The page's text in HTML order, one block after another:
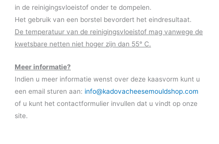
in de reinigingsvloeistof onder te dompelen.
Het gebruik van een borstel bevordert het eindresultaat.
De temperatuur van de reinigingsvloeistof mag vanwege de
kwetsbare netten niet hoger zijn dan 55° C.
Meer informatie?
Indien u meer informatie wenst over deze kaasvorm kunt u
een email sturen aan: info@kadovacheesemouldshop.com
of u kunt het contactformulier invullen dat u vindt op onze
site.